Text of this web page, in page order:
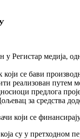
у Регистар медија,
се бави
реализован путем
предлога
за средства
који се
су у претходном